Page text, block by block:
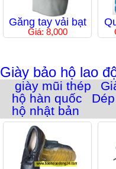
Găng tay vải bạt
Giá: 8,000
Giày bảo hộ lao
giày mũi thép
hộ hàn quốc
hộ nhật bản